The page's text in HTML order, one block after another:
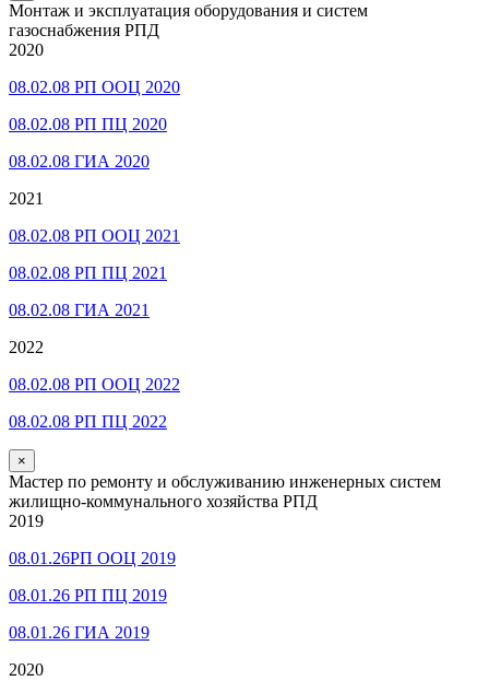
Монтаж и эксплуатация оборудования и систем
газоснабжения РПД
2020
08.02.08 РП ООЦ 2020
08.02.08 РП ПЦ 2020
08.02.08 ГИА 2020
2021
08.02.08 РП ООЦ 2021
08.02.08 РП ПЦ 2021
08.02.08 ГИА 2021
2022
08.02.08 РП ООЦ 2022
08.02.08 РП ПЦ 2022
×
Мастер по ремонту и обслуживанию инженерных систем
жилищно-коммунального хозяйства РПД
2019
08.01.26РП ООЦ 2019
08.01.26 РП ПЦ 2019
08.01.26 ГИА 2019
2020